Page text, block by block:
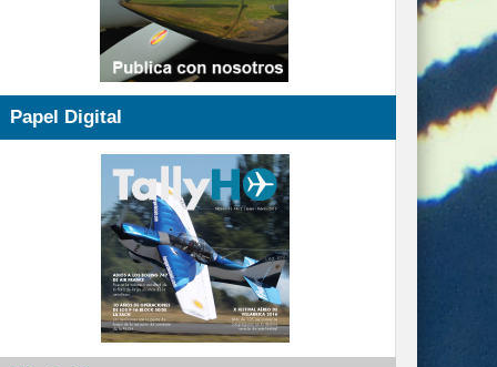
Papel Digital